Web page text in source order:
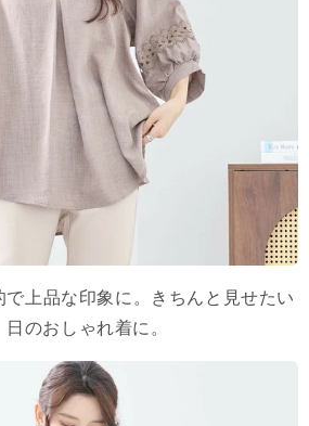
で上品な印象に。きちんと見せたい
日のおしゃれ着に。